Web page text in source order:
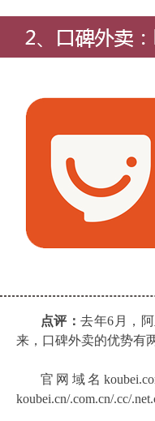
点评：去年6月，
来，口碑外卖的优势有
官网域名
koubei.cn/.com.cn/.cc/